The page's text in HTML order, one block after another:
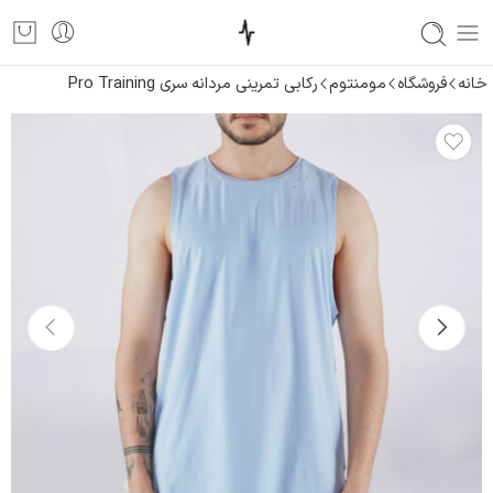
خانه فروشگاه مومنتوم رکابی تمرینی مردانه سری Pro Training